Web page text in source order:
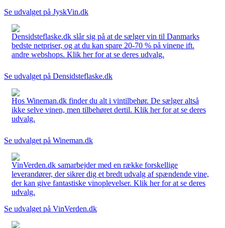
Se udvalget på JyskVin.dk
Densidsteflaske.dk slår sig på at de sælger vin til Danmarks
bedste netpriser, og at du kan spare 20-70 % på vinene ift.
andre webshops. Klik her for at se deres udvalg.
Se udvalget på Densidsteflaske.dk
Hos Wineman.dk finder du alt i vintilbehør. De sælger altså
ikke selve vinen, men tilbehøret dertil. Klik her for at se deres
udvalg.
Se udvalget på Wineman.dk
VinVerden.dk samarbejder med en række forskellige
leverandører, der sikrer dig et bredt udvalg af spændende vine,
der kan give fantastiske vinoplevelser. Klik her for at se deres
udvalg.
Se udvalget på VinVerden.dk